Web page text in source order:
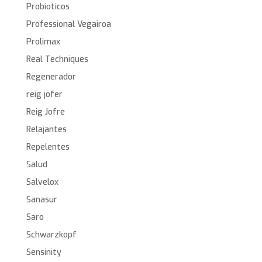
Probioticos
Professional Vegairoa
Prolimax
Real Techniques
Regenerador
reig jofer
Reig Jofre
Relajantes
Repelentes
Salud
Salvelox
Sanasur
Saro
Schwarzkopf
Sensinity